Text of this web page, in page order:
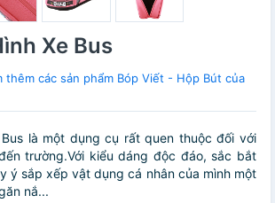
Xe Bus
thêm các sản phẩm Bóp Viết - Hộp Bút của
Bus là một dụng cụ rất quen thuộc đối với
trường.Với kiểu dáng độc đáo, sắc bắt
ý sắp xếp vật dụng cá nhân của mình một
nắ...